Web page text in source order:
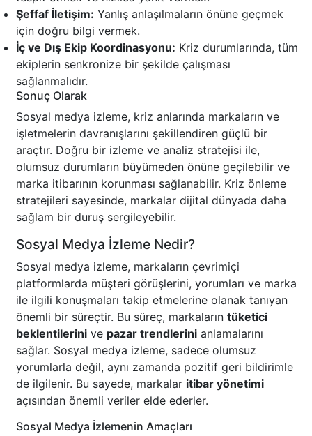
Şeffaf İletişim: Yanlış anlaşılmaların önüne geçmek
için doğru bilgi vermek.
İç ve Dış Ekip Koordinasyonu: Kriz durumlarında, tüm
ekiplerin senkronize bir şekilde çalışması
sağlanmalıdır.
Sonuç Olarak
Sosyal medya izleme, kriz anlarında markaların ve
işletmelerin davranışlarını şekillendiren güçlü bir
araçtır. Doğru bir izleme ve analiz stratejisi ile,
olumsuz durumların büyümeden önüne geçilebilir ve
marka itibarının korunması sağlanabilir. Kriz önleme
stratejileri sayesinde, markalar dijital dünyada daha
sağlam bir duruş sergileyebilir.
Sosyal Medya İzleme Nedir?
Sosyal medya izleme, markaların çevrimiçi
platformlarda müşteri görüşlerini, yorumları ve marka
ile ilgili konuşmaları takip etmelerine olanak tanıyan
önemli bir süreçtir. Bu süreç, markaların tüketici
beklentilerini ve pazar trendlerini anlamalarını
sağlar. Sosyal medya izleme, sadece olumsuz
yorumlarla değil, aynı zamanda pozitif geri bildirimle
de ilgilenir. Bu sayede, markalar itibar yönetimi
açısından önemli veriler elde ederler.
Sosyal Medya İzlemenin Amaçları